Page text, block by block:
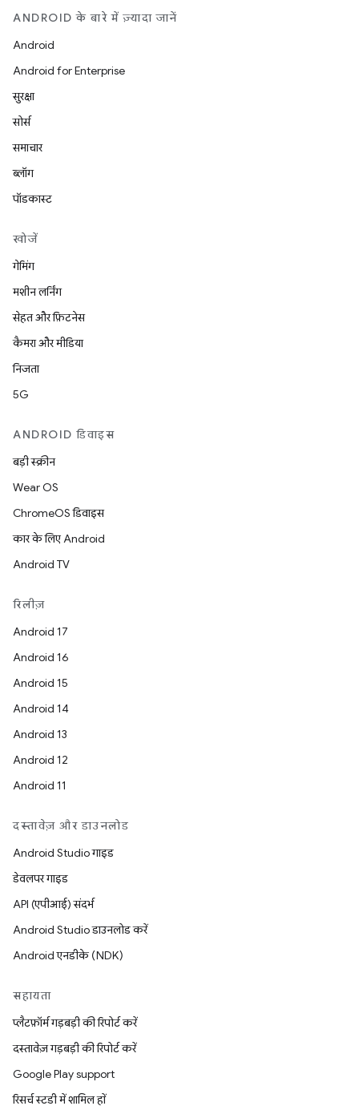
ANDROID के बारे में ज़्यादा जानें
Android
Android for Enterprise
सुरक्षा
सोर्स
समाचार
ब्लॉग
पॉडकास्ट
खोजें
गेमिंग
मशीन लर्निंग
सेहत और फ़िटनेस
कैमरा और मीडिया
निजता
5G
ANDROID डिवाइस
बड़ी स्क्रीन
Wear OS
ChromeOS डिवाइस
कार के लिए Android
Android TV
रिलीज़
Android 17
Android 16
Android 15
Android 14
Android 13
Android 12
Android 11
दस्तावेज़ और डाउनलोड
Android Studio गाइड
डेवलपर गाइड
API (एपीआई) संदर्भ
Android Studio डाउनलोड करें
Android एनडीके (NDK)
सहायता
प्लैटफ़ॉर्म गड़बड़ी की रिपोर्ट करें
दस्तावेज़ गड़बड़ी की रिपोर्ट करें
Google Play support
रिसर्च स्टडी में शामिल हों